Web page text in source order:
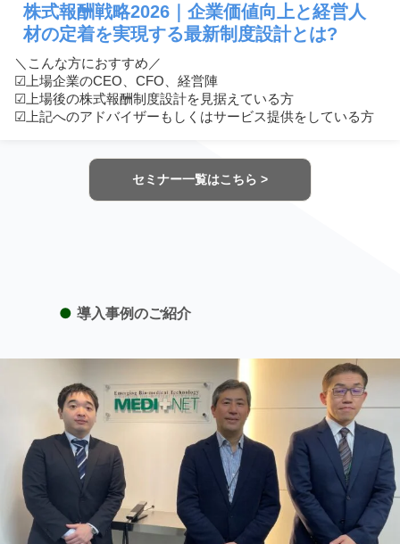
株式報酬戦略2026｜企業価値向上と経営人
材の定着を実現する最新制度設計とは?
＼こんな方におすすめ／
☑︎上場企業のCEO、CFO、経営陣
☑︎上場後の株式報酬制度設計を見据えている方
☑︎上記へのアドバイザーもしくはサービス提供をしている方
セミナー一覧はこちら >
● 導入事例のご紹介